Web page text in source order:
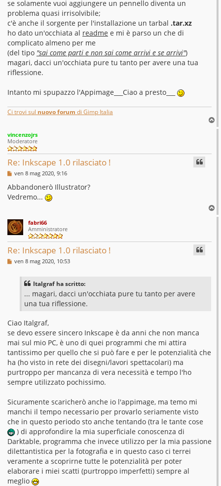
se solamente vuoi aggiungere un pennello diventa un
problema quasi irrisolvibile;
c'è anche il sorgente per l'installazione un tarbal .tar.xz
ho dato un'occhiata al readme e mi è parso un che di
complicato almeno per me
(del tipo "sai come parti e non sai come arrivi e se arrivi")
magari, dacci un'occhiata pure tu tanto per avere una tua
riflessione.
Intanto mi spupazzo l'Appimage___Ciao a presto___
Ci trovi sul nuovo forum di Gimp Italia
o
vincenzojrs
Moderatore
Re: Inkscape 1.0 rilasciato !
M
s
s
a
i
o
ven 8 mag 2020, 9:16
Abbandonerò Illustrator?
Vedremo...
o
fabri66
Amministratore
Re: Inkscape 1.0 rilasciato !
M
ven 8 mag 2020, 10:53
Italgraf ha scritto:
... magari, dacci un'occhiata pure tu tanto per avere
una tua riflessione.
Ciao Italgraf,
se devo essere sincero Inkscape è da anni che non manca
mai sul mio PC, è uno di quei programmi che mi attira
tantissimo per quello che si può fare e per le potenzialità che
ha (ho visto in rete dei disegni/lavori spettacolari) ma
purtroppo per mancanza di vera necessità e tempo l'ho
sempre utilizzato pochissimo.
Sicuramente scaricherò anche io l'appimage, ma temo mi
manchi il tempo necessario per provarlo seriamente visto
che in questo periodo sto anche tentando (tra le tante cose
) di approfondire la mia superficiale conoscenza di
Darktable, programma che invece utilizzo per la mia passione
dilettantistica per la fotografia e in questo caso ci terrei
veramente a scoprirne tutte le potenzialità per poter
elaborare i miei scatti (purtroppo imperfetti) sempre al
meglio